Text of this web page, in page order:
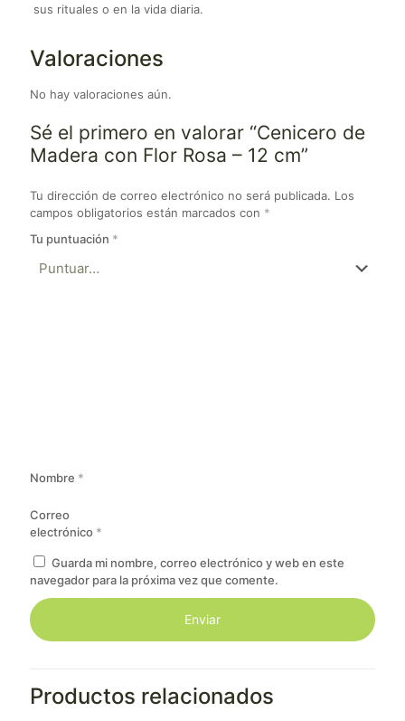
sus rituales o en la vida diaria.
Valoraciones
No hay valoraciones aún.
Sé el primero en valorar “Cenicero de
Madera con Flor Rosa – 12 cm”
Tu dirección de correo electrónico no será publicada. Los
campos obligatorios están marcados con *
Tu puntuación *
Nombre *
Correo
electrónico *
Guarda mi nombre, correo electrónico y web en este
navegador para la próxima vez que comente.
Productos relacionados